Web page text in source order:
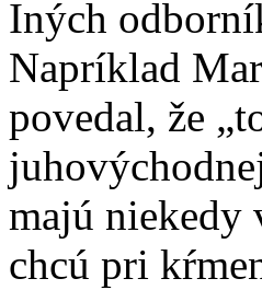
Iných
Napríklad
povedal, že
majú niekedy
chcú pri